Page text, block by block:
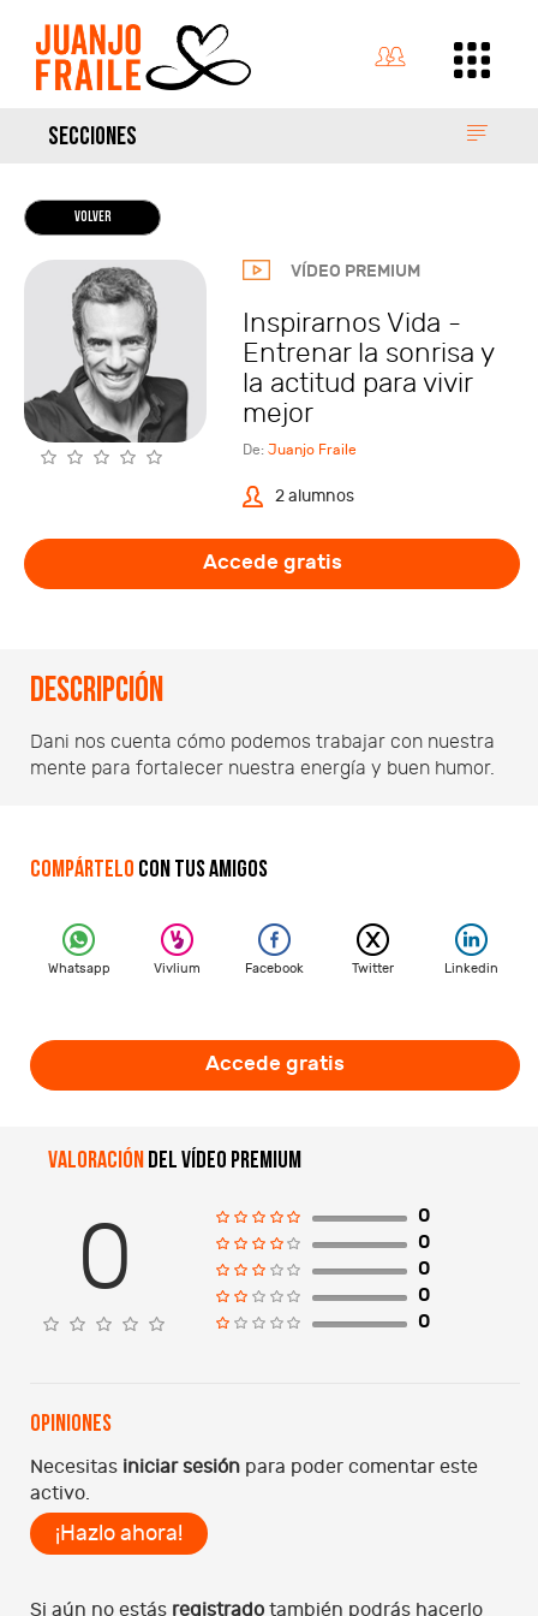
SECCIONES
VOLVER
VÍDEO PREMIUM
Inspirarnos Vida -
Entrenar la sonrisa y
la actitud para vivir
mejor
De: Juanjo Fraile
2 alumnos
Accede gratis
Descripción
Dani nos cuenta cómo podemos trabajar con nuestra
mente para fortalecer nuestra energía y buen humor.
Compártelo con tus amigos
Whatsapp Vivlium Facebook Twitter Linkedin
Accede gratis
Valoración del vídeo premium
0
0
0
0
0
0
Opiniones
Necesitas iniciar sesión para poder comentar este
activo.
¡Hazlo ahora!
Si aún no estás registrado también podrás hacerlo